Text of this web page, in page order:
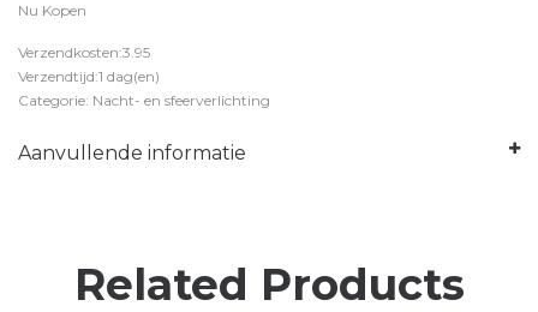
Nu Kopen
Verzendkosten:3.95
Verzendtijd:1 dag(en)
Categorie: Nacht- en sfeerverlichting
Aanvullende informatie
Related Products